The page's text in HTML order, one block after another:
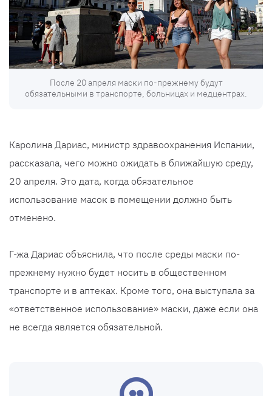
После 20 апреля маски по-прежнему будут
обязательными в транспорте, больницах и медцентрах.
Каролина Дариас, министр здравоохранения Испании,
рассказала, чего можно ожидать в ближайшую среду,
20 апреля. Это дата, когда обязательное
использование масок в помещении должно быть
отменено.
Г-жа Дариас объяснила, что после среды маски по-
прежнему нужно будет носить в общественном
транспорте и в аптеках. Кроме того, она выступала за
«ответственное использование» маски, даже если она
не всегда является обязательной.